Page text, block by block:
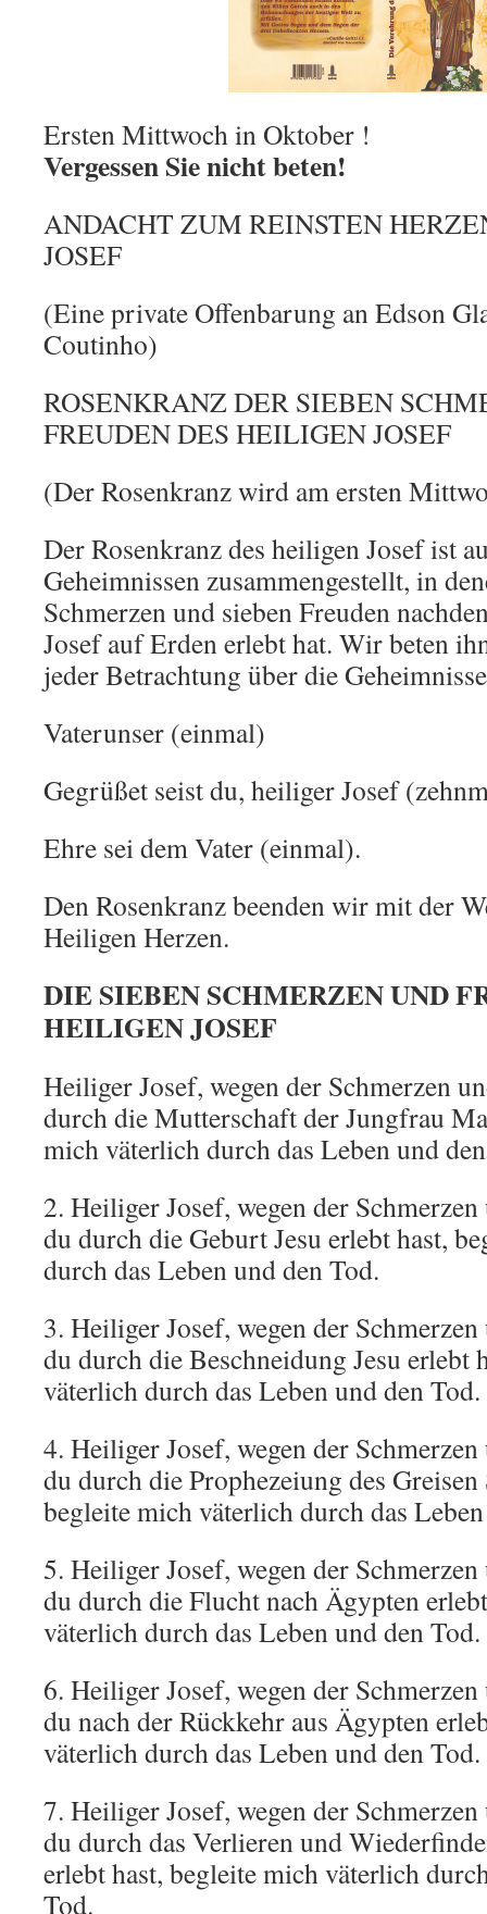
Ersten Mittwoch in Oktober !
Vergessen Sie nicht beten!
ANDACHT ZUM REINSTEN
JOSEF
(Eine private Offenbarung an Edson
Coutinho)
ROSENKRANZ DER SIEBEN
FREUDEN DES HEILIGEN JOSEF
(Der Rosenkranz wird am ersten
Der Rosenkranz des heiligen Josef ist
Geheimnissen zusammengestellt, in
Schmerzen und sieben Freuden
Josef auf Erden erlebt hat. Wir beten
jeder Betrachtung über die
Vaterunser (einmal)
Gegrüßet seist du, heiliger Josef
Ehre sei dem Vater (einmal).
Den Rosenkranz beenden wir mit der
Heiligen Herzen.
DIE SIEBEN SCHMERZEN UND
HEILIGEN JOSEF
Heiliger Josef, wegen der Schmerzen
durch die Mutterschaft der Jungfrau
mich väterlich durch das Leben und
2. Heiliger Josef, wegen der
du durch die Geburt Jesu erlebt hast,
durch das Leben und den Tod.
3. Heiliger Josef, wegen der
du durch die Beschneidung Jesu erlebt
väterlich durch das Leben und den Tod.
4. Heiliger Josef, wegen der
du durch die Prophezeiung des
begleite mich väterlich durch das
5. Heiliger Josef, wegen der
du durch die Flucht nach Ägypten
väterlich durch das Leben und den Tod.
6. Heiliger Josef, wegen der
du nach der Rückkehr aus Ägypten
väterlich durch das Leben und den Tod.
7. Heiliger Josef, wegen der
du durch das Verlieren und
erlebt hast, begleite mich väterlich
Tod.